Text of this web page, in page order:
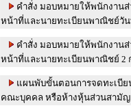
คำสั่ง มอบหมายให้พนักงาน
คำสั่ง มอบหมายให้พนักงาน
แผนพับขั้นตอนการจดทะเบี
คณะบุคคล หรือห้างหุ้นส่วนสามัญ